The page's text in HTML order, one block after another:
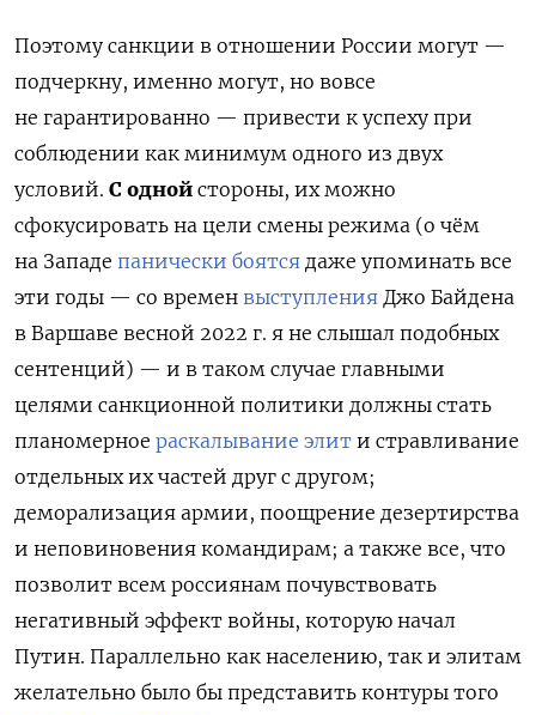
Поэтому санкции в отношении России могут —
подчеркну, именно могут, но вовсе
не гарантированно — привести к успеху при
соблюдении как минимум одного из двух
условий. С одной стороны, их можно
сфокусировать на цели смены режима (о чём
на Западе панически боятся даже упоминать все
эти годы — со времен выступления Джо Байдена
в Варшаве весной 2022 г. я не слышал подобных
сентенций) — и в таком случае главными
целями санкционной политики должны стать
планомерное раскалывание элит и стравливание
отдельных их частей друг с другом;
деморализация армии, поощрение дезертирства
и неповиновения командирам; а также все, что
позволит всем россиянам почувствовать
негативный эффект войны, которую начал
Путин. Параллельно как населению, так и элитам
желательно было бы представить контуры того